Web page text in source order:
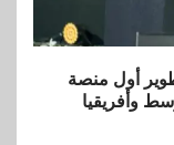
أول منصة
وأفريقيا